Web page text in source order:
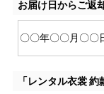
お届け日からご返
「レンタル衣裳 約